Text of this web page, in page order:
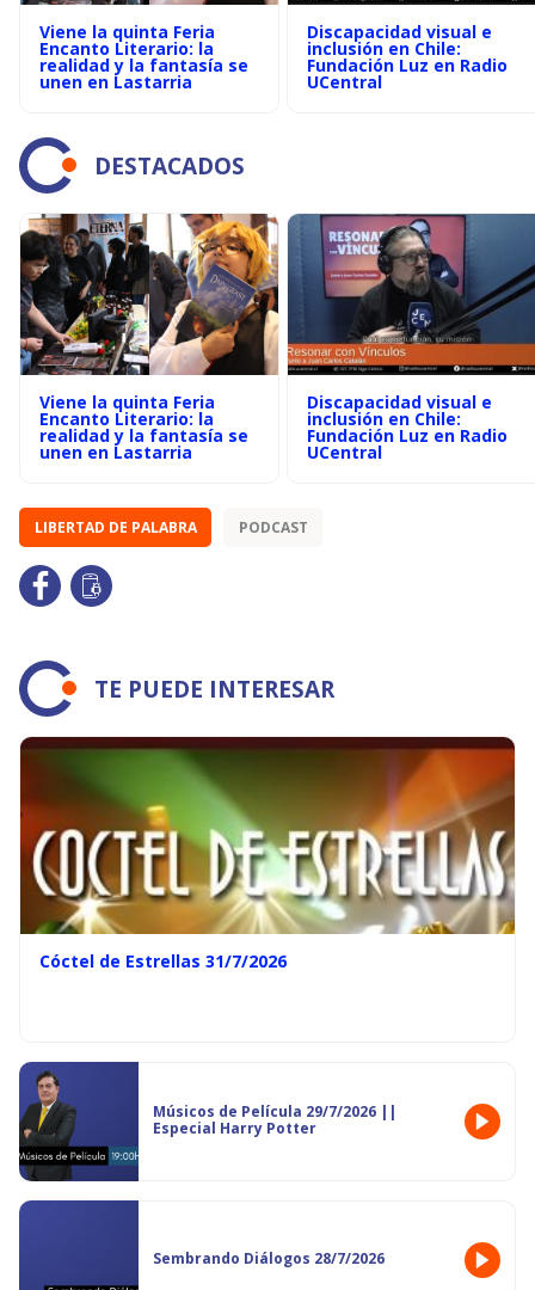
Viene la quinta Feria
Encanto Literario: la
realidad y la fantasía se
unen en Lastarria
Discapacidad visual e
inclusión en Chile:
Fundación Luz en Radio
UCentral
DESTACADOS
Viene la quinta Feria
Encanto Literario: la
realidad y la fantasía se
unen en Lastarria
Discapacidad visual e
inclusión en Chile:
Fundación Luz en Radio
UCentral
LIBERTAD DE PALABRA PODCAST
TE PUEDE INTERESAR
Cóctel de Estrellas 31/7/2026
Músicos de Película 29/7/2026 ||
Especial Harry Potter
Sembrando Diálogos 28/7/2026